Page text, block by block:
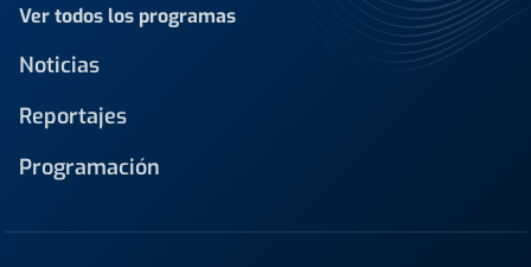
Ver todos los programas
Noticias
Reportajes
Programación